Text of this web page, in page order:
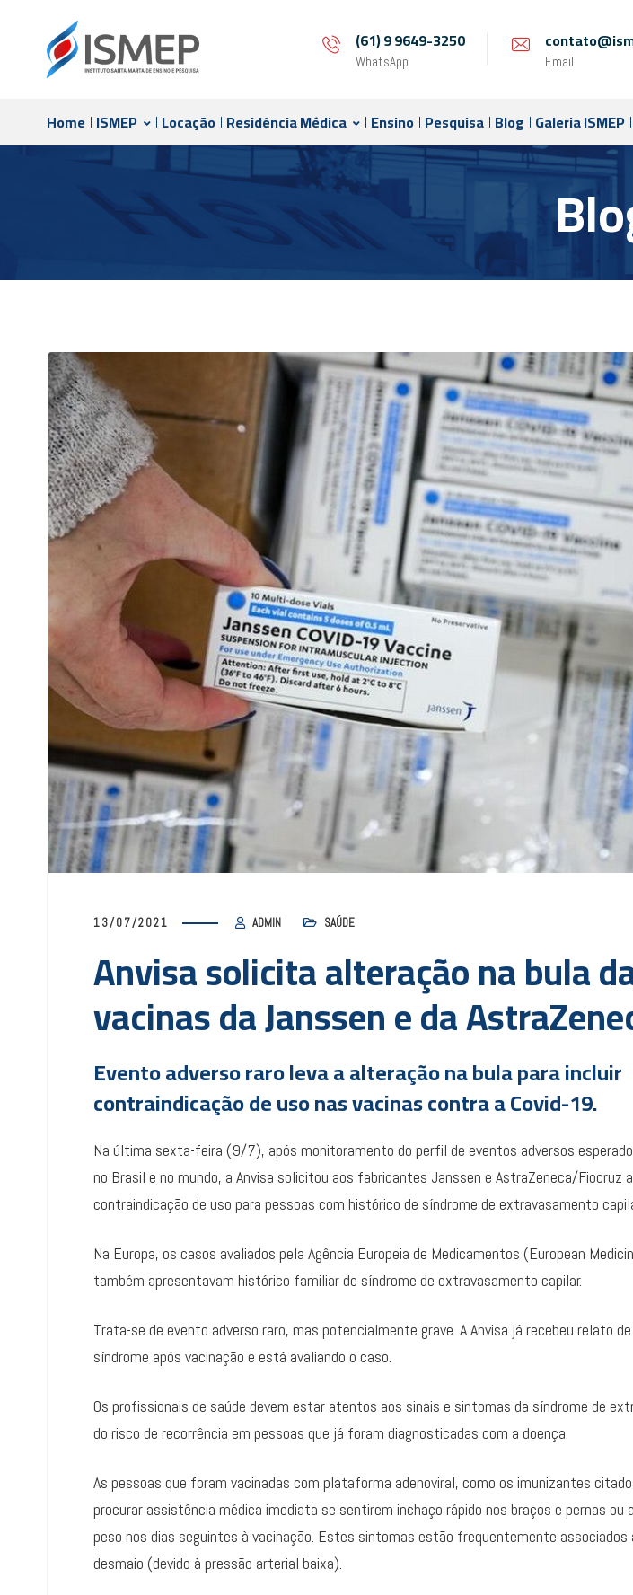
(61) 9 9649-3250
WhatsApp Email
Home ISMEP Locação Residência Médica Ensino Pesquisa Blog Galeria ISMEP
13/07/2021 ADMIN SAÚDE
Anvisa solicita alteração na bula
vacinas da Janssen e da
Evento adverso raro leva a alteração na bula para incluir
contraindicação de uso nas vacinas contra a Covid-19.
Na última sexta-feira (9/7), após monitoramento do perfil de eventos adversos
no Brasil e no mundo, a Anvisa solicitou aos fabricantes Janssen e AstraZeneca/Fiocruz
contraindicação de uso para pessoas com histórico de síndrome de extravasamento
Na Europa, os casos avaliados pela Agência Europeia de Medicamentos (European
também apresentavam histórico familiar de síndrome de extravasamento capilar.
Trata-se de evento adverso raro, mas potencialmente grave. A Anvisa já recebeu relato
síndrome após vacinação e está avaliando o caso.
Os profissionais de saúde devem estar atentos aos sinais e sintomas da síndrome de
do risco de recorrência em pessoas que já foram diagnosticadas com a doença.
As pessoas que foram vacinadas com plataforma adenoviral, como os imunizantes
procurar assistência médica imediata se sentirem inchaço rápido nos braços e pernas ou
peso nos dias seguintes à vacinação. Estes sintomas estão frequentemente associados
desmaio (devido à pressão arterial baixa).